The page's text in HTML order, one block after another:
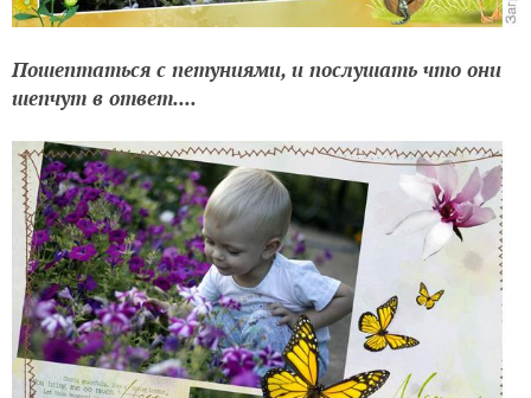
Пошептаться с петуниями, и послушать что они
шепчут в ответ....